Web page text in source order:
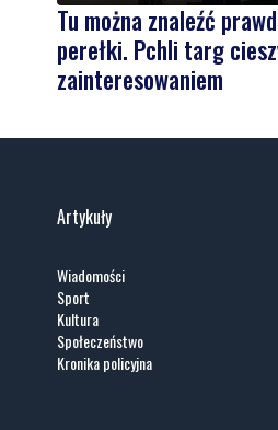
Tu można znaleźć
perełki. Pchli targ
zainteresowaniem
Artykuły
Wiadomości
Sport
Kultura
Społeczeństwo
Kronika policyjna